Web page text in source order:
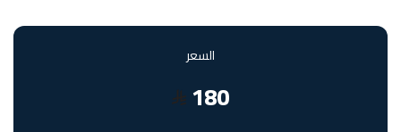
السعر
180